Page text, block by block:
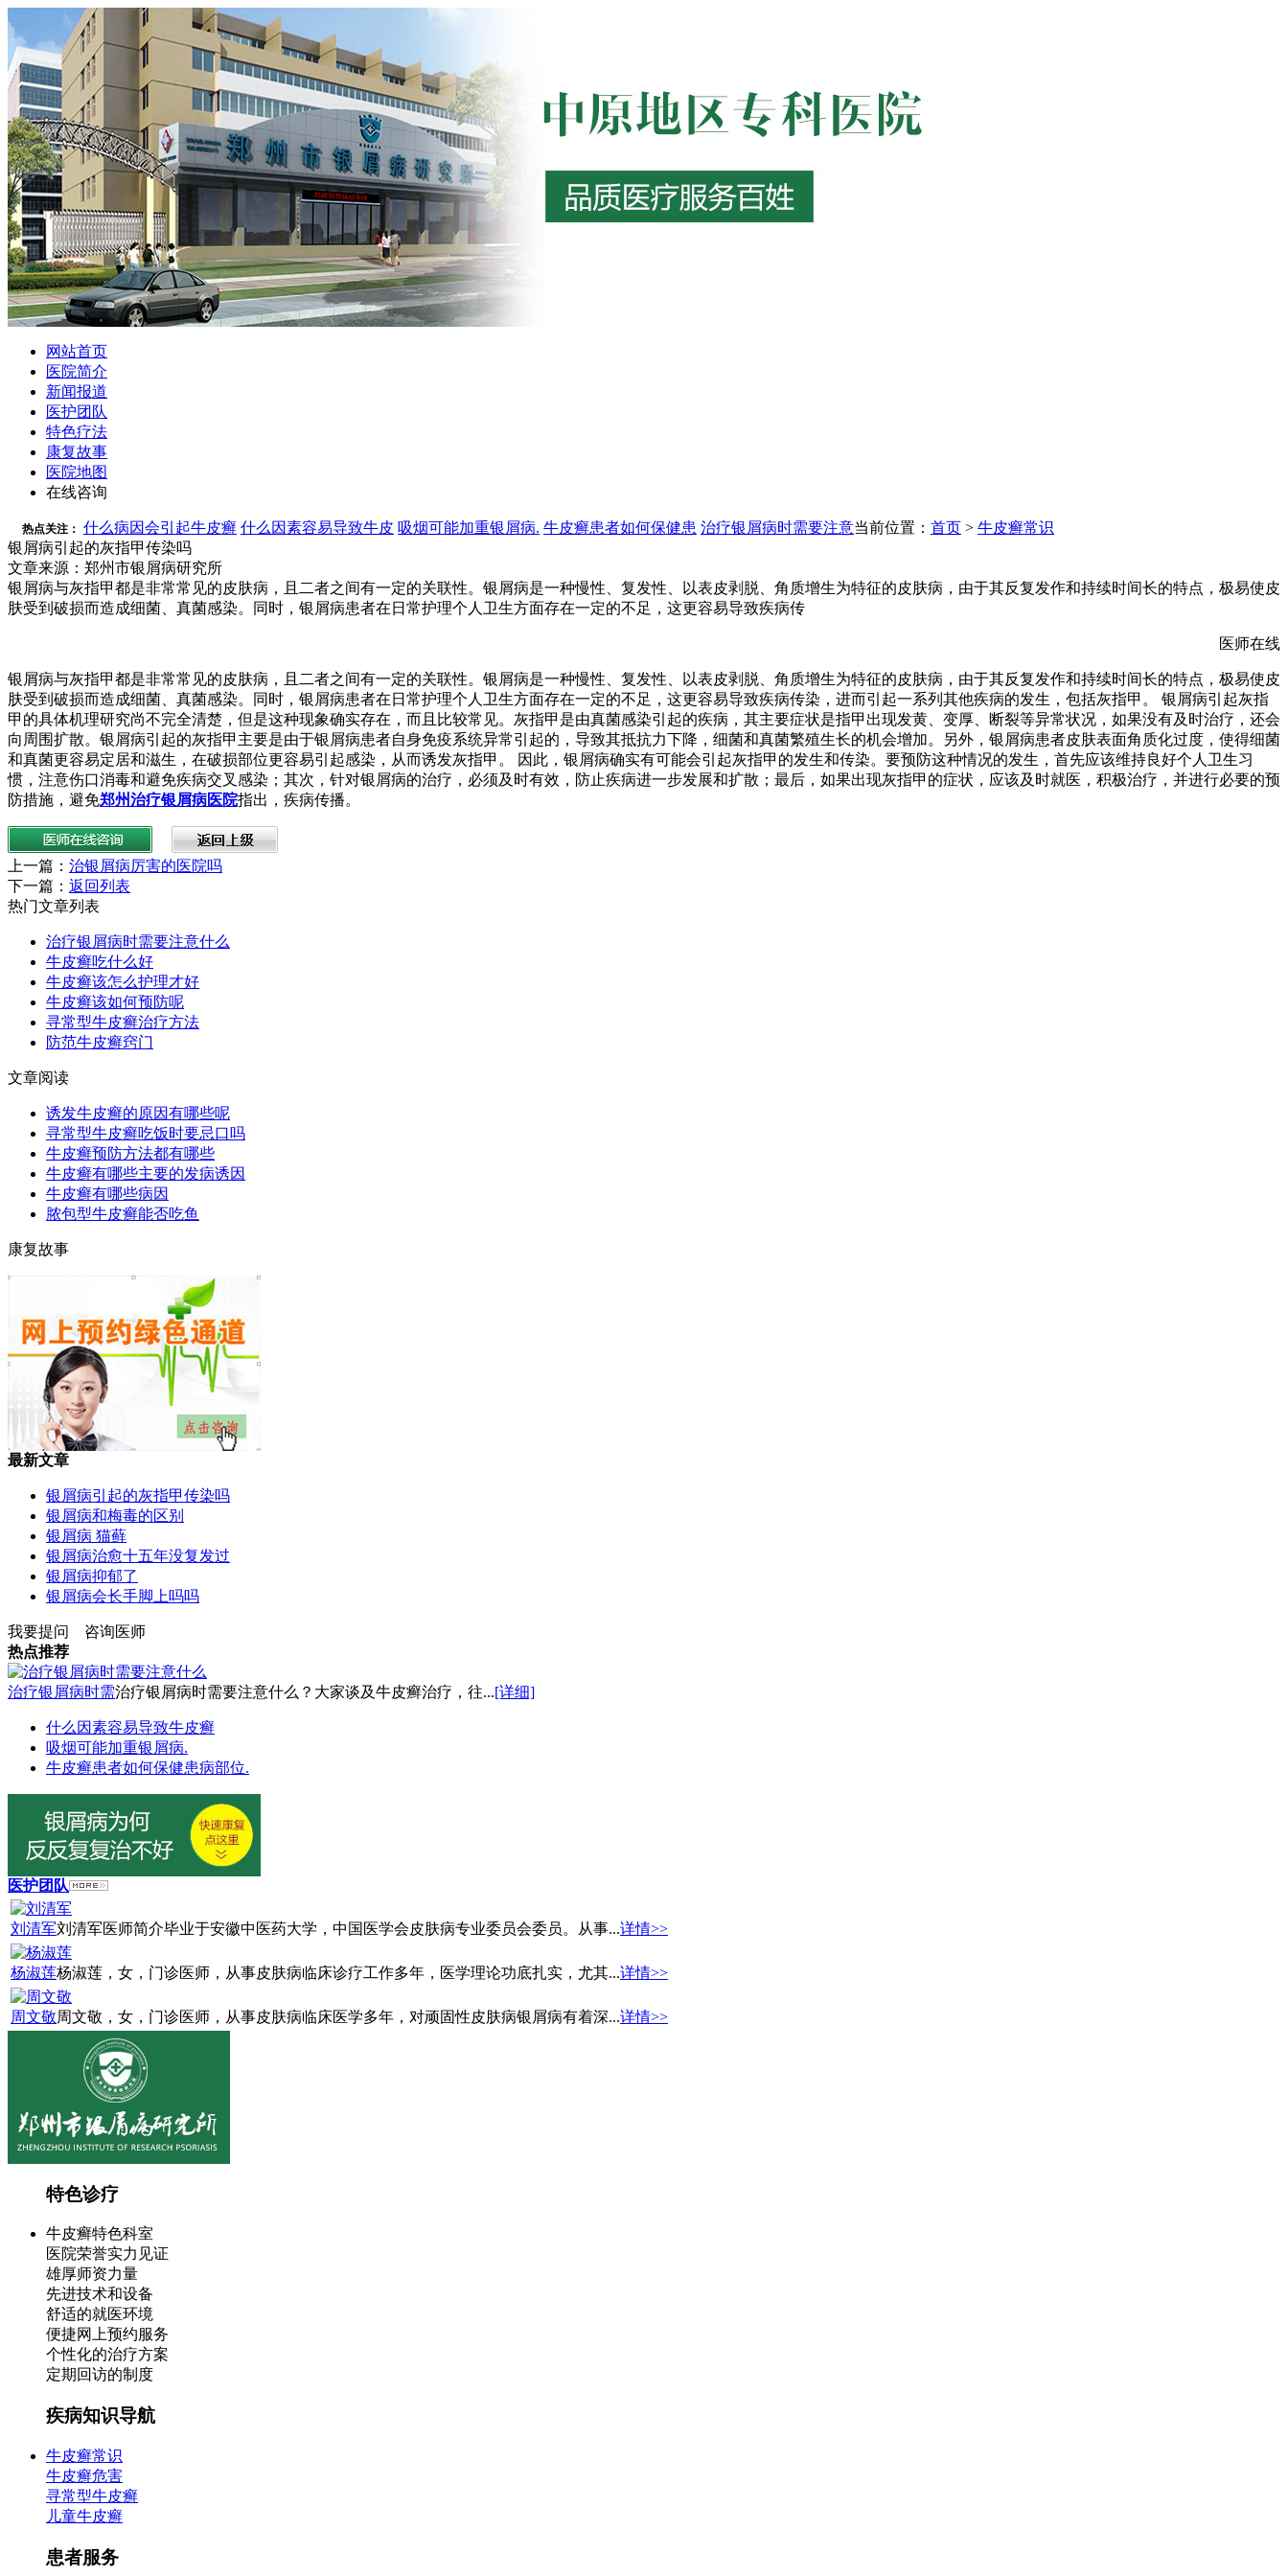
网站首页
医院简介
新闻报道
医护团队
特色疗法
康复故事
医院地图
在线咨询
热点关注： 什么病因会引起牛皮癣 什么因素容易导致牛皮 吸烟可能加重银屑病. 牛皮癣患者如何保健患 治疗银屑病时需要注意当前位置： 首页 > 牛皮癣常识
银屑病引起的灰指甲传染吗
文章来源：郑州市银屑病研究所
银屑病与灰指甲都是非常常见的皮肤病，且二者之间有一定的关联性。银屑病是一种慢性、复发性、以表皮剥脱、角质增生为特征的皮肤病，由于其反复发作和持续时间长的特点，极易使皮
肤受到破损而造成细菌、真菌感染。同时，银屑病患者在日常护理个人卫生方面存在一定的不足，这更容易导致疾病传
医师在线
银屑病与灰指甲都是非常常见的皮肤病，且二者之间有一定的关联性。银屑病是一种慢性、复发性、以表皮剥脱、角质增生为特征的皮肤病，由于其反复发作和持续时间长的特点，极易使皮
肤受到破损而造成细菌、真菌感染。同时，银屑病患者在日常护理个人卫生方面存在一定的不足，这更容易导致疾病传染，进而引起一系列其他疾病的发生，包括灰指甲。 银屑病引起灰指
甲的具体机理研究尚不完全清楚，但是这种现象确实存在，而且比较常见。灰指甲是由真菌感染引起的疾病，其主要症状是指甲出现发黄、变厚、断裂等异常状况，如果没有及时治疗，还会
向周围扩散。银屑病引起的灰指甲主要是由于银屑病患者自身免疫系统异常引起的，导致其抵抗力下降，细菌和真菌繁殖生长的机会增加。另外，银屑病患者皮肤表面角质化过度，使得细菌
和真菌更容易定居和滋生，在破损部位更容易引起感染，从而诱发灰指甲。 因此，银屑病确实有可能会引起灰指甲的发生和传染。要预防这种情况的发生，首先应该维持良好个人卫生习
惯，注意伤口消毒和避免疾病交叉感染；其次，针对银屑病的治疗，必须及时有效，防止疾病进一步发展和扩散；最后，如果出现灰指甲的症状，应该及时就医，积极治疗，并进行必要的预
防措施，避免郑州治疗银屑病医院指出，疾病传播。
上一篇： 治银屑病厉害的医院吗
下一篇： 返回列表
热门文章列表
治疗银屑病时需要注意什么
牛皮癣吃什么好
牛皮癣该怎么护理才好
牛皮癣该如何预防呢
寻常型牛皮癣治疗方法
防范牛皮癣窍门
文章阅读
诱发牛皮癣的原因有哪些呢
寻常型牛皮癣吃饭时要忌口吗
牛皮癣预防方法都有哪些
牛皮癣有哪些主要的发病诱因
牛皮癣有哪些病因
脓包型牛皮癣能否吃鱼
康复故事
最新文章
银屑病引起的灰指甲传染吗
银屑病和梅毒的区别
银屑病 猫藓
银屑病治愈十五年没复发过
银屑病抑郁了
银屑病会长手脚上吗吗
我要提问
咨询医师
热点推荐
治疗银屑病时需治疗银屑病时需要注意什么？大家谈及牛皮癣治疗，往...[详细]
什么因素容易导致牛皮癣
吸烟可能加重银屑病.
牛皮癣患者如何保健患病部位.
医护团队
刘清军刘清军医师简介毕业于安徽中医药大学，中国医学会皮肤病专业委员会委员。从事...详情>>
杨淑莲杨淑莲，女，门诊医师，从事皮肤病临床诊疗工作多年，医学理论功底扎实，尤其...详情>>
周文敬周文敬，女，门诊医师，从事皮肤病临床医学多年，对顽固性皮肤病银屑病有着深...详情>>
特色诊疗
牛皮癣特色科室
医院荣誉实力见证
雄厚师资力量
先进技术和设备
舒适的就医环境
便捷网上预约服务
个性化的治疗方案
定期回访的制度
疾病知识导航
牛皮癣常识
牛皮癣危害
寻常型牛皮癣
儿童牛皮癣
患者服务